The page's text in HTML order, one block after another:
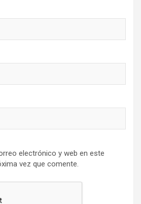
electrónico y web en este
vez que comente.